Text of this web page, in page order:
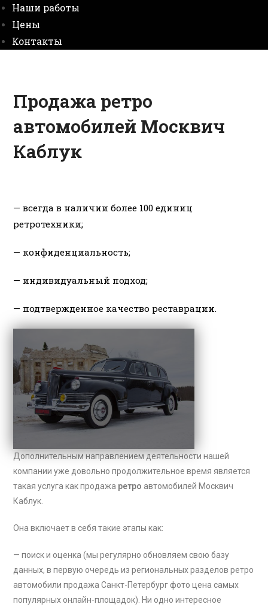
Наши работы
Цены
Контакты
Продажа ретро
автомобилей Москвич
Каблук
— всегда в наличии более 100 единиц
ретротехники;
— конфиденциальность;
— индивидуальный подход;
— подтвержденное качество реставрации.
Дополнительным направлением деятельности нашей
компании уже довольно продолжительное время является
такая услуга как продажа ретро автомобилей Москвич
Каблук.
Она включает в себя такие этапы как:
— поиск и оценка (мы регулярно обновляем свою базу
данных, в первую очередь из региональных разделов ретро
автомобили продажа Санкт-Петербург фото цена самых
популярных онлайн-площадок). Ни одно интересное